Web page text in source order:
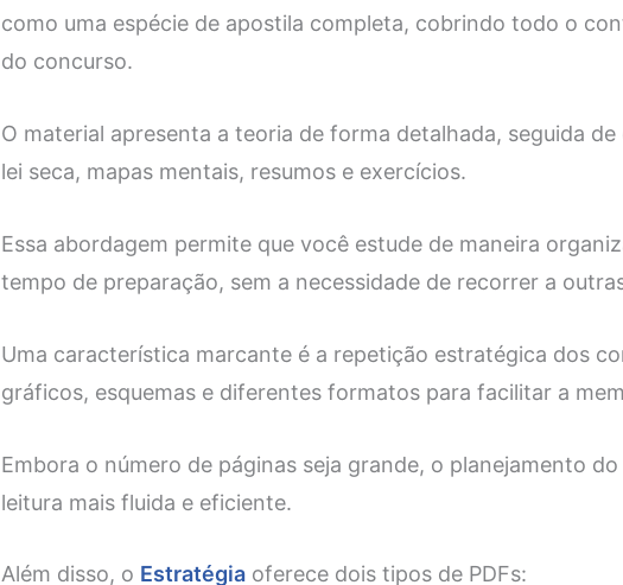
como uma espécie de apostila completa, cobrindo todo o
do concurso.
O material apresenta a teoria de forma detalhada, seguida
lei seca, mapas mentais, resumos e exercícios.
Essa abordagem permite que você estude de maneira
tempo de preparação, sem a necessidade de recorrer a
Uma característica marcante é a repetição estratégica dos
gráficos, esquemas e diferentes formatos para facilitar a
Embora o número de páginas seja grande, o planejamento
leitura mais fluida e eficiente.
Além disso, o Estratégia oferece dois tipos de PDFs: